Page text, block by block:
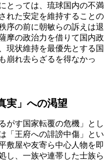
とっては、琉球国内の不満
れた安定を維持することの
序の前に朝敏らの訴えは退
摩の政治力を借りて国内政
現状維持を最優先とする国
崩れ去らざるを得なかっ
実」への渇望
がす国家転覆の危機」とし
「王府への誹謗中傷」とい
敷屋や友寄ら中心人物を即
し、一族や連帯した士族ら